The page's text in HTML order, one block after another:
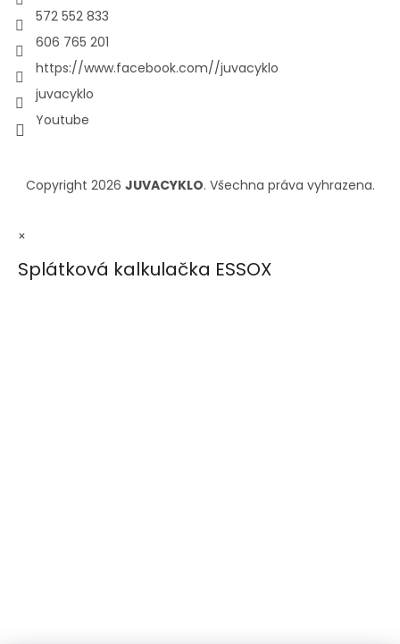
572 552 833
606 765 201
https://www.facebook.com//juvacyklo
juvacyklo
Youtube
Copyright 2026 JUVACYKLO. Všechna práva vyhrazena.
×
Splátková kalkulačka ESSOX